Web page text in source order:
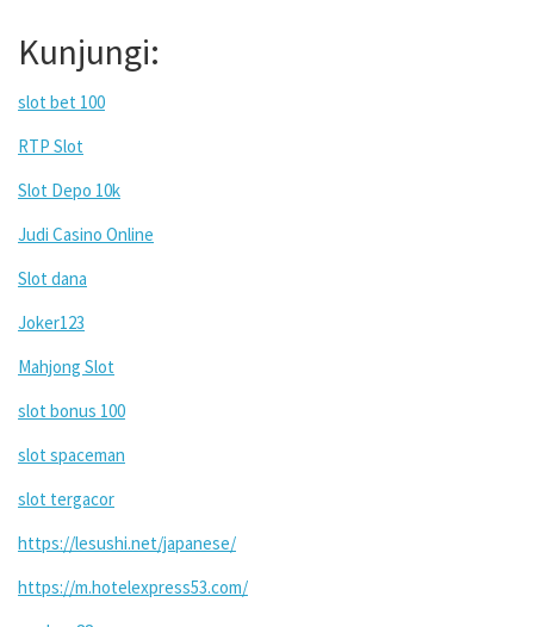
Kunjungi:
slot bet 100
RTP Slot
Slot Depo 10k
Judi Casino Online
Slot dana
Joker123
Mahjong Slot
slot bonus 100
slot spaceman
slot tergacor
https://lesushi.net/japanese/
https://m.hotelexpress53.com/